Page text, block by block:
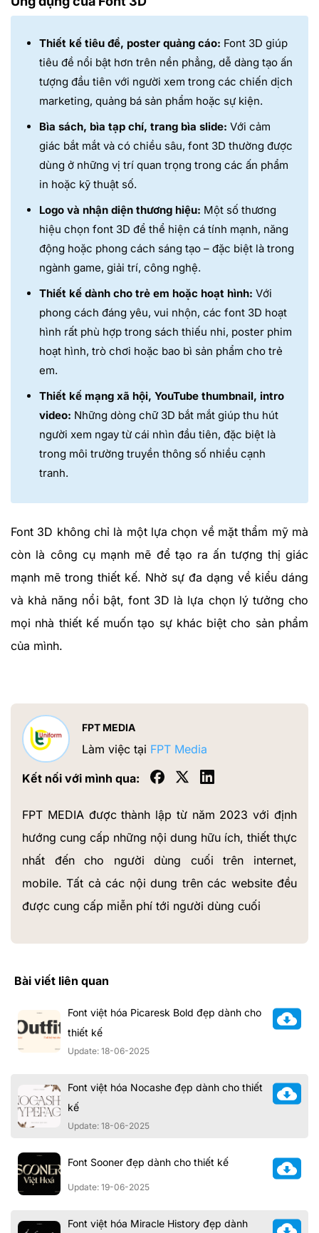
Thiết kế tiêu đề, poster quảng cáo: Font 3D giúp
tiêu đề nổi bật hơn trên nền phẳng, dễ dàng tạo ấn
tượng đầu tiên với người xem trong các chiến dịch
marketing, quảng bá sản phẩm hoặc sự kiện.
Bìa sách, bìa tạp chí, trang bìa slide: Với cảm
giác bắt mắt và có chiều sâu, font 3D thường được
dùng ở những vị trí quan trọng trong các ấn phẩm
in hoặc kỹ thuật số.
Logo và nhận diện thương hiệu: Một số thương
hiệu chọn font 3D để thể hiện cá tính mạnh, năng
động hoặc phong cách sáng tạo – đặc biệt là trong
ngành game, giải trí, công nghệ.
Thiết kế dành cho trẻ em hoặc hoạt hình: Với
phong cách đáng yêu, vui nhộn, các font 3D hoạt
hình rất phù hợp trong sách thiếu nhi, poster phim
hoạt hình, trò chơi hoặc bao bì sản phẩm cho trẻ
em.
Thiết kế mạng xã hội, YouTube thumbnail, intro
video: Những dòng chữ 3D bắt mắt giúp thu hút
người xem ngay từ cái nhìn đầu tiên, đặc biệt là
trong môi trường truyền thông số nhiều cạnh
tranh.
Font 3D không chỉ là một lựa chọn về mặt thẩm mỹ mà
còn là công cụ mạnh mẽ để tạo ra ấn tượng thị giác
mạnh mẽ trong thiết kế. Nhờ sự đa dạng về kiểu dáng
và khả năng nổi bật, font 3D là lựa chọn lý tưởng cho
mọi nhà thiết kế muốn tạo sự khác biệt cho sản phẩm
của mình.
FPT MEDIA
Làm việc tại FPT Media
Kết nối với mình qua:
FPT MEDIA được thành lập từ năm 2023 với định
hướng cung cấp những nội dung hữu ích, thiết thực
nhất đến cho người dùng cuối trên internet,
mobile. Tất cả các nội dung trên các website đều
được cung cấp miễn phí tới người dùng cuối
Bài viết liên quan
Font việt hóa Picaresk Bold đẹp dành cho
thiết kế
Update: 18-06-2025
Font việt hóa Nocashe đẹp dành cho thiết
kế
Update: 18-06-2025
Font Sooner đẹp dành cho thiết kế
Update: 19-06-2025
Font việt hóa Miracle History đẹp dành